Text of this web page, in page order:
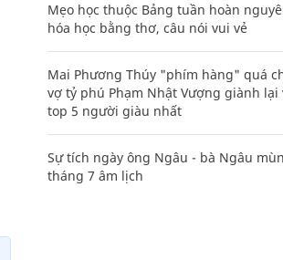
Mẹo học thuộc Bảng tuần hoàn
hóa học bằng thơ, câu nói vui vẻ
Mai Phương Thúy "phím hàng" quá
vợ tỷ phú Phạm Nhật Vượng giành
top 5 người giàu nhất
Sự tích ngày ông Ngâu - bà Ngâu
tháng 7 âm lịch